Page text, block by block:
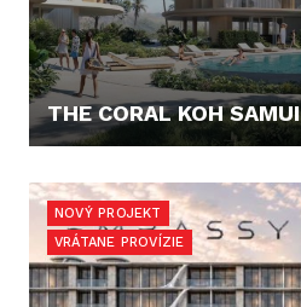
THE CORAL KOH SAMUI
NOVÝ PROJEKT
VRÁTANE PROVÍZIE